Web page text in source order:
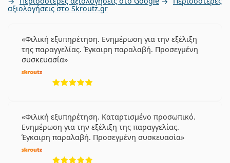
αξιολογήσεις στο Skroutz.gr
Φιλική εξυπηρέτηση. Ενημέρωση για την εξέλιξη
της παραγγελίας. Έγκαιρη παραλαβή. Προσεγμένη
συσκευασία
Φιλική εξυπηρέτηση. Καταρτισμένο προσωπικό.
Ενημέρωση για την εξέλιξη της παραγγελίας.
Έγκαιρη παραλαβή. Προσεγμένη συσκευασία